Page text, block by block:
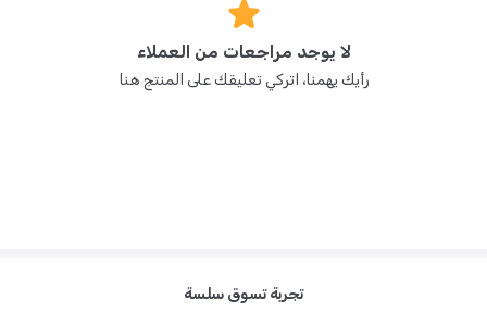
لا يوجد مراجعات من العملاء
رأيك يهمنا، اتركي تعليقك على المنتج هنا
تجربة تسوق سلسة